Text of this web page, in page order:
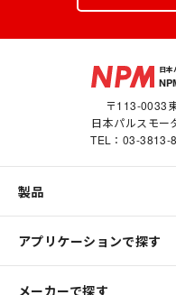
日
〒113-0033
日本パルスモー
TEL： 03-3813-
製品
アプリケーションで探す
メーカーで探す